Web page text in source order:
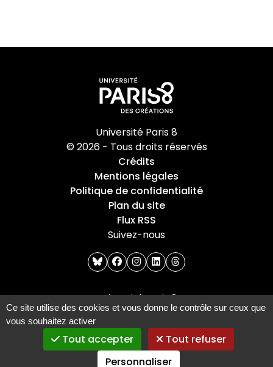
Ce site utilise des cookies et vous donne le contrôle sur ceux que
vous souhaitez activer
Tout accepter
Tout refuser
Personnaliser
Université Paris 8
© 2026 - Tous droits réservés
Crédits
Mentions légales
Politique de confidentialité
Plan du site
Flux RSS
Suivez-nous
blueskyfacebook
instagram
linkedinthreads
Université Paris 8
2 Rue de la Liberté
93526 Saint-Denis cedex
Tel : +33(0)1 49 40 67 89